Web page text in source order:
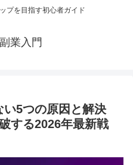
プを目指す初心者ガイド
業入門
5つの原因と解決
する2026年最新戦